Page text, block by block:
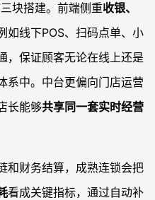
块搭建。前端侧重收银、
如线下POS、扫码点单、小
，保证顾客无论在线上还是
系中。中台更偏向门店运营
长能够共享同一套实时经营
和财务结算，成熟连锁会把
看成关键指标，通过自动补